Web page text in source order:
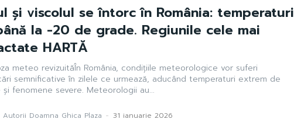
și viscolul se întorc în România: temperaturi
la -20 de grade. Regiunile cele mai
HARTĂ
meteo revizuităÎn România, condițiile meteorologice vor suferi
semnificative în zilele ce urmează, aducând temperaturi extrem de
și fenomene severe. Meteorologii au...
Autorii Doamna Ghica Plaza - 31 ianuarie 2026